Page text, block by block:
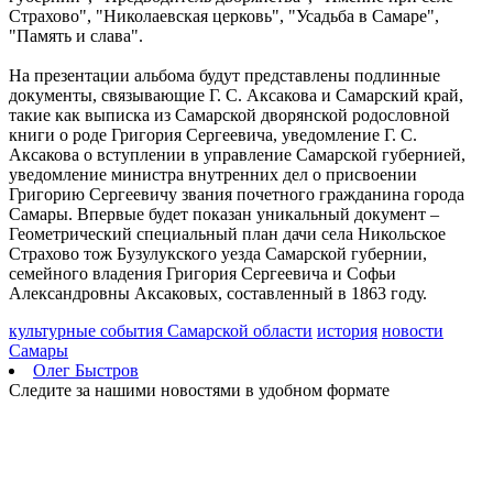
выходные
07.08.2026 | 11:16
федеральной программы "Мама-предприниматель" в регионе
07.08.2026 | 10:57
На острове Поджабный в Самаре тушили горящий мусор
07.08.2026 | 10:55
Жители Самары рассказали, как проведут остаток лета
07.08.2026 | 10:49
Выставка о Самаре открылась на Тверском бульваре Москвы
07.08.2026 | 10:41
В Тольятти стартовал третий день гандбольного турнира
Спартакиады народов России
07.08.2026 | 10:38
Народные приметы на 8 августа 2026 года: что нельзя делать в
07.08.2026 | 10:21
Пропавшего в Самаре шестиклассника нашли живым спустя 6
дней
07.08.2026 | 10:16
Страхово", "Николаевская церковь", "Усадьба в Самаре",
"Память и слава".
На презентации альбома будут представлены подлинные
документы, связывающие Г. С. Аксакова и Самарский край,
такие как выписка из Самарской дворянской родословной
книги о роде Григория Сергеевича, уведомление Г. С.
Аксакова о вступлении в управление Самарской губернией,
уведомление министра внутренних дел о присвоении
Григорию Сергеевичу звания почетного гражданина города
Самары. Впервые будет показан уникальный документ –
Геометрический специальный план дачи села Никольское
Страхово тож Бузулукского уезда Самарской губернии,
семейного владения Григория Сергеевича и Софьи
Александровны Аксаковых, составленный в 1863 году.
культурные события Самарской области история новости
Самары
Олег Быстров
Следите за нашими новостями в удобном формате